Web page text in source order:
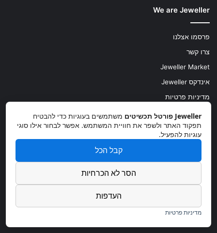
We are Jeweller
פרסמו אצלנו
צרו קשר
Jeweller Market
אינדקס Jeweller
מדיניות פרטיות
הצהרת נגישות
שימושי
הרשמה לאינדקס ג'ולר
שווה לעקוב
Jeweller פורטל תכשיטים
משתמשים בעוגיות כדי להבטיח
תפקוד האתר ולשפר את חוויית המשתמש. אפשר לבחור אילו סוגי
עוגיות להפעיל.
קבל הכל
הסר לא הכרחיות
העדפות
מדיניות פרטיות